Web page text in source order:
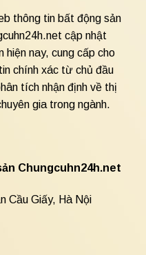
thông tin bất động sản
cập nhật
nay, cung cấp cho
chính xác từ chủ đầu
tích nhận định về thị
gia trong ngành.
Chungcuhn24h.net
Cầu Giấy, Hà Nội